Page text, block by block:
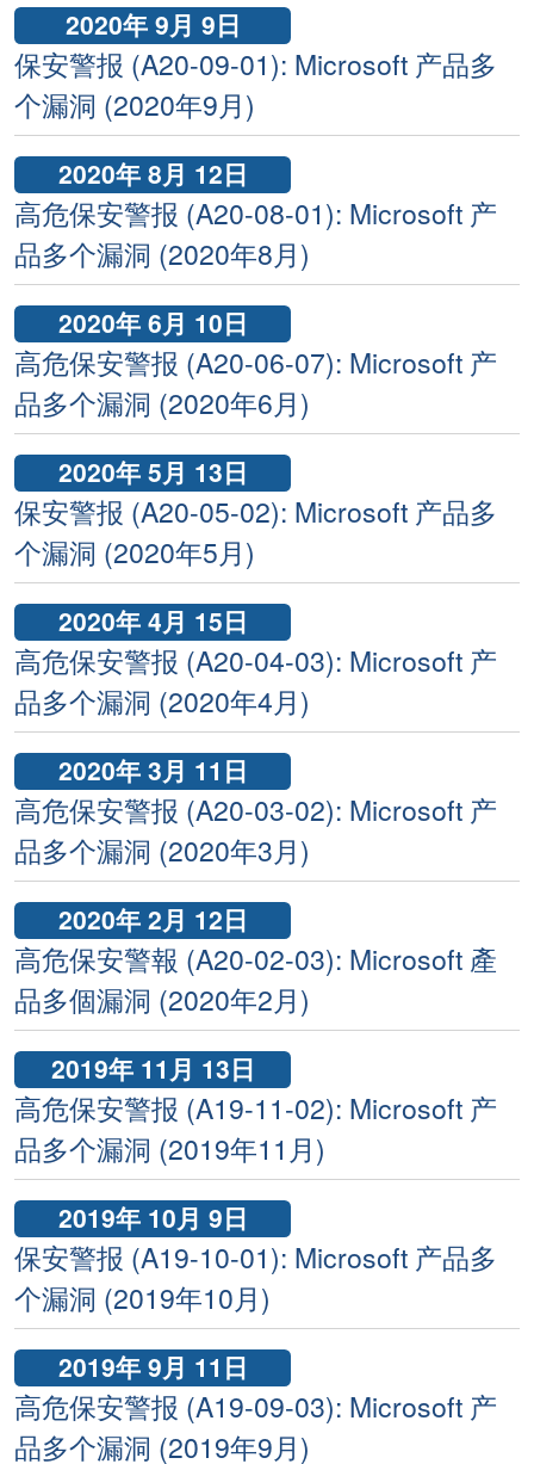
2020年 9月 9日
保安警报 (A20-09-01): Microsoft 产品多
个漏洞 (2020年9月)
2020年 8月 12日
高危保安警报 (A20-08-01): Microsoft 产
品多个漏洞 (2020年8月)
2020年 6月 10日
高危保安警报 (A20-06-07): Microsoft 产
品多个漏洞 (2020年6月)
2020年 5月 13日
保安警报 (A20-05-02): Microsoft 产品多
个漏洞 (2020年5月)
2020年 4月 15日
高危保安警报 (A20-04-03): Microsoft 产
品多个漏洞 (2020年4月)
2020年 3月 11日
高危保安警报 (A20-03-02): Microsoft 产
品多个漏洞 (2020年3月)
2020年 2月 12日
高危保安警報 (A20-02-03): Microsoft 產
品多個漏洞 (2020年2月)
2019年 11月 13日
高危保安警报 (A19-11-02): Microsoft 产
品多个漏洞 (2019年11月)
2019年 10月 9日
保安警报 (A19-10-01): Microsoft 产品多
个漏洞 (2019年10月)
2019年 9月 11日
高危保安警报 (A19-09-03): Microsoft 产
品多个漏洞 (2019年9月)